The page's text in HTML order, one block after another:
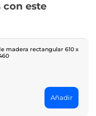
con este
madera rectangular 610 x
Añadir